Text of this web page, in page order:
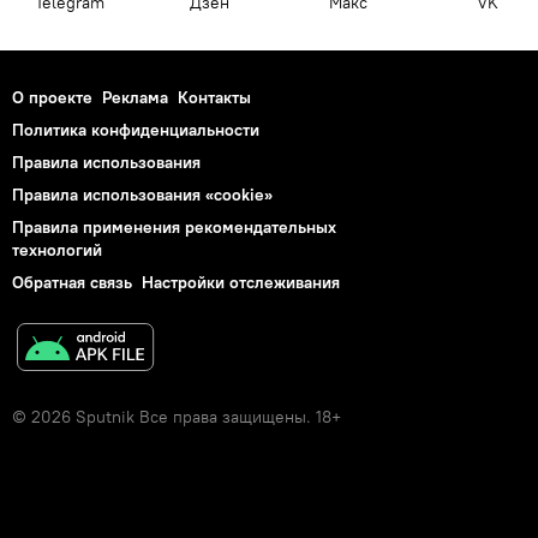
О проекте Реклама Контакты
Политика конфиденциальности
Правила использования
Правила использования «cookie»
Правила применения рекомендательных
технологий
Обратная связь Настройки отслеживания
© 2026 Sputnik Все права защищены. 18+